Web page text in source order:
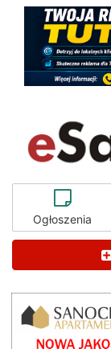
Ogłoszenia